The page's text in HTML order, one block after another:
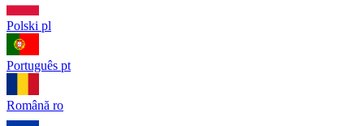
Polski pl
Português pt
Română ro